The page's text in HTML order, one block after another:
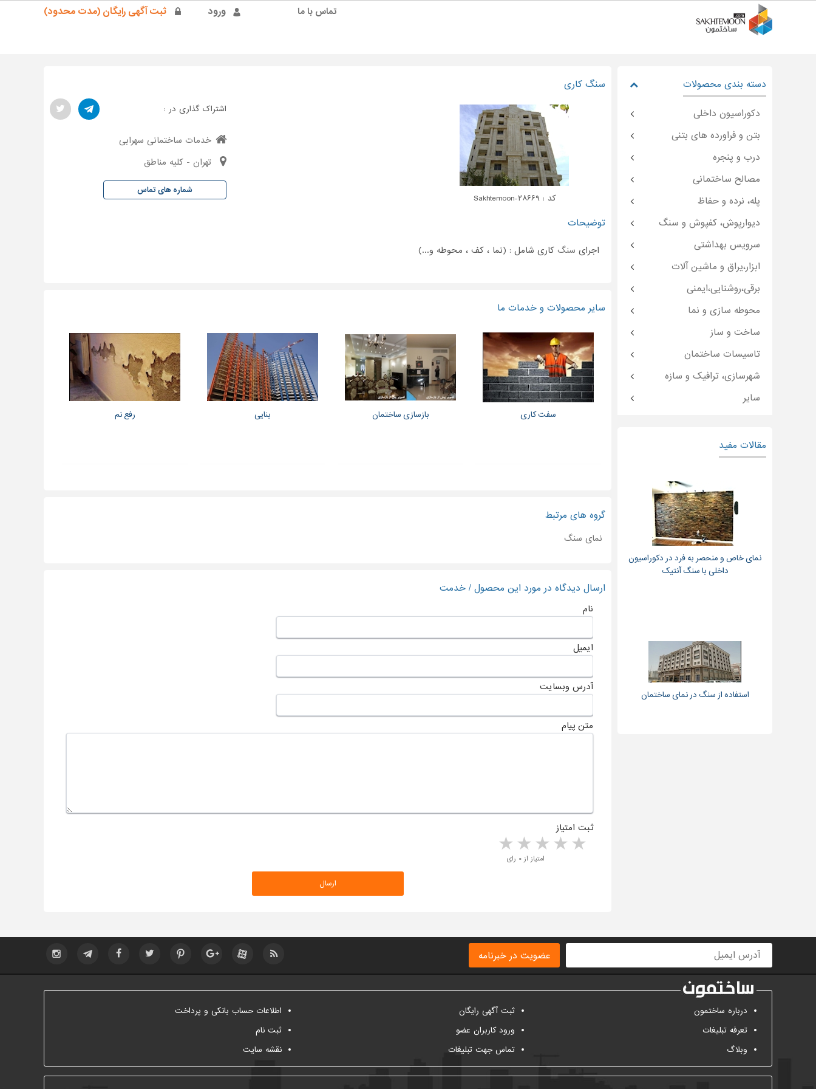
ورود ثبت آگهی رایگان (مدت محدود) تماس با ما
سنگ کاری
کد : Sakhtemoon-۲۸۶۶۹
توضیحات
اجرای سنگ کاری شامل : (نما ، کف ، محوطه و...)
اشتراک گذاری در :
خدمات ساختمانی سهرابی
تهران - کلیه مناطق
شماره های تماس
سایر محصولات و خدمات ما
سفت کاری بازسازی ساختمان بنایی رفع نم
گروه های مرتبط
نمای سنگ
ارسال دیدگاه در مورد این محصول / خدمت
نام
ایمیل
آدرس وبسایت
متن پیام
ثبت امتیاز
4 stars 3 stars 2 stars 1 star امتیاز از ۰ رای
دسته بندی محصولات
دکوراسیون داخلی
بتن و فراورده های بتنی
درب و پنجره
مصالح ساختمانی
پله، نرده و حفاظ
دیوارپوش، کفپوش و سنگ
سرویس بهداشتی
ابزار،یراق و ماشین آلات
برقی،روشنایی،ایمنی
محوطه سازی و نما
ساخت و ساز
تاسیسات ساختمان
شهرسازی، ترافیک و سازه
سایر
مقالات مفید
نمای خاص و منحصر به فرد در دکوراسیون
داخلی با سنگ آنتیک
استفاده از سنگ در نمای ساختمان
عضویت در خبرنامه
درباره ساختمون
تعرفه تبلیغات
وبلاگ
ثبت آگهی رایگان
ورود کاربران عضو
تماس جهت تبلیغات
اطلاعات حساب بانکی و پرداخت
ثبت نام
نقشه سایت